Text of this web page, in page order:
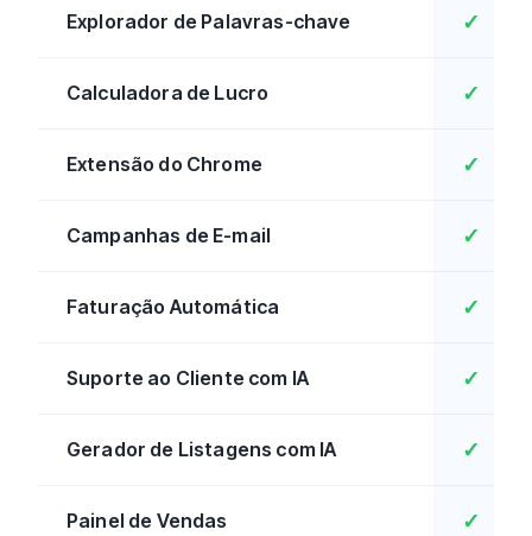
Explorador de Palavras-chave ✓
Calculadora de Lucro ✓
Extensão do Chrome ✓
Campanhas de E-mail ✓
Faturação Automática ✓
Suporte ao Cliente com IA ✓
Gerador de Listagens com IA ✓
Painel de Vendas ✓